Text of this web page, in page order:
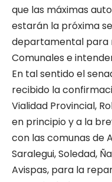
que las máximas
estarán la próxima
departamental para
Comunales e
En tal sentido el
recibido la
Vialidad Provincial,
en principio y a la
con las comunas de
Saralegui, Soledad,
Avispas, para la